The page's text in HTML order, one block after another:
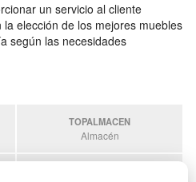
un servicio al cliente
elección de los mejores muebles
según las necesidades
TOPALMACEN
Almacén